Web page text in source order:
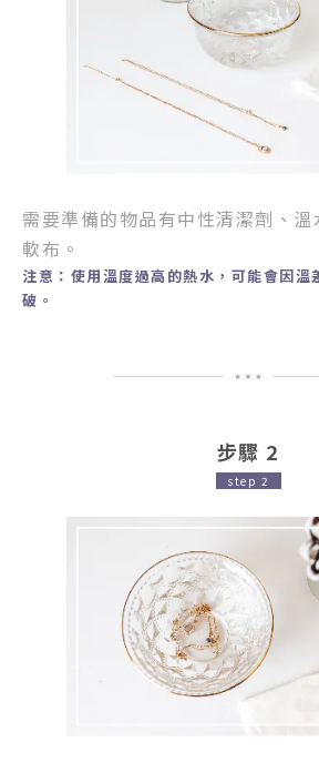
需要準備的物品有中性清潔劑、
軟布。
注意：使用溫度過高的熱水，可能會因溫
破。
步驟 2
step 2